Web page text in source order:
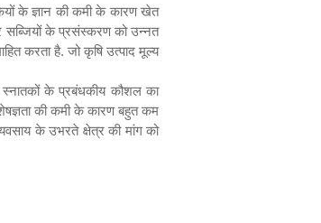
के ज्ञान की कमी के कारण खेत
के प्रसंस्करण को उन्नत
करता है. जो कृषि उत्पाद मूल्य
स्नातकों के प्रबंधकीय कौशल का
की कमी के कारण बहुत कम
के उभरते क्षेत्र की मांग को